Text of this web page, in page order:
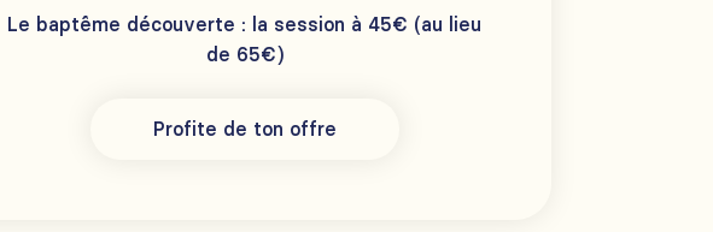
Le baptême découverte : la session à 45€ (au lieu
de 65€)
Profite de ton offre